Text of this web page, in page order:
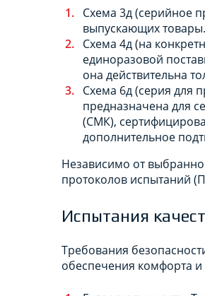
Схема 3д (серийное
выпускающих
Схема 4д (на
единоразовой
она действительна
Схема 6д (серия для
предназначена для
(СМК),
дополнительное
Независимо от
протоколов испытаний
Испытания
Требования
обеспечения комфорта